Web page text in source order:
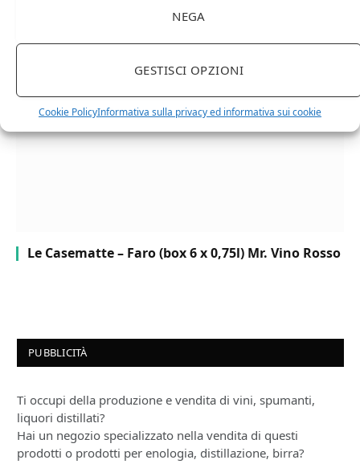
NEGA
GESTISCI OPZIONI
Cookie PolicyInformativa sulla privacy ed informativa sui cookie
Chanson Pere & Fils – Chassagne Montrachet
Le Casematte – Faro (box 6 x 0,75l) Mr. Vino Rosso
PUBBLICITÀ
Ti occupi della produzione e vendita di vini, spumanti,
liquori distillati?
Hai un negozio specializzato nella vendita di questi
prodotti o prodotti per enologia, distillazione, birra?